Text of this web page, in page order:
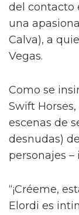
del contacto
una
Calva), a
Vegas.
Como se
Swift
escenas de
desnudas)
personajes –
“¡Créeme,
Elordi es